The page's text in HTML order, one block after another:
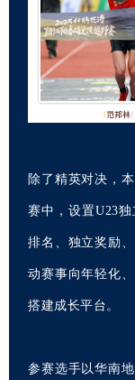
除了精英对决，
赛中，设置U23
排名、独立奖励
动赛事向年轻化
搭建成长平台。
参赛选手以华南